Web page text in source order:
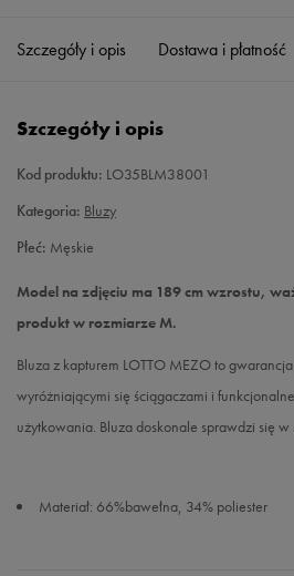
L Powiadom o dostępności
XXL
Szczegóły i opis Dostawa i płatność
Szczegóły i opis
Kod produktu: LO35BLM38001
Kategoria: Bluzy
Płeć: Męskie
Model na zdjęciu ma 189 cm wzrostu,
produkt w rozmiarze M.
Bluza z kapturem LOTTO MEZO to
wyróżniającymi się ściągaczami i
użytkowania. Bluza doskonale sprawdzi się w
Materiał: 66%bawełna, 34% poliester